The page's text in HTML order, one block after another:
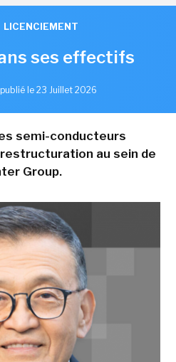
LICENCIEMENT
ses effectifs
publié le 23 Juillet 2026
semi-conducteurs
au sein de
Group.